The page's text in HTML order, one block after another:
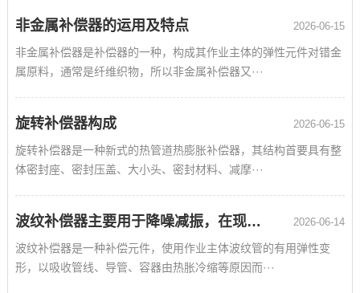
非金属补偿器的运用及特点 2026-06-15
非金属补偿器是补偿器的一种，构成其作业主体的弹性元件对错金
属原料，通常是纤维织物，所以非金属补偿器又···
旋转补偿器构成 2026-06-15
旋转补偿器是一种新式的热管道热膨胀补偿器，其结构首要具有整
体密封座、密封压盖、大小头、密封材料、减摩···
波纹补偿器主要用于降噪减振，在现代工业中用处广泛 2026-06-14
波纹补偿器是一种补偿元件，使用作业主体波纹管的有用弹性变
形，以吸收管线、导管、容器由热胀冷缩等原因而···